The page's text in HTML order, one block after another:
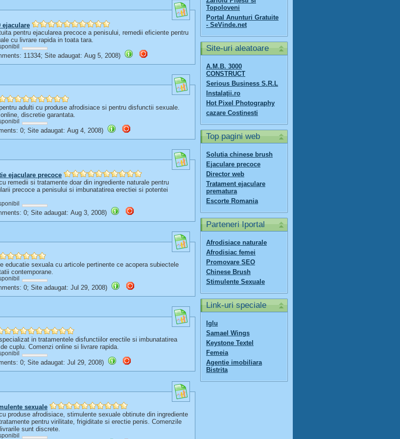
ejaculare
pentru ejacularea precoce a penisului, remedii eficiente pentru
cu livrare rapida in toata tara.
(Clicks: 23; Comments: 11334; Site adaugat: Aug 5, 2008)
adulti cu produse afrodisiace si pentru disfunctii sexuale.
discretie garantata.
(Clicks: 9; Comments: 0; Site adaugat: Aug 4, 2008)
ejaculare precoce
remedii si tratamente doar din ingrediente naturale pentru
precoce a penisului si imbunatatirea erectiei si potentei
(Clicks: 27; Comments: 0; Site adaugat: Aug 3, 2008)
educatie sexuala cu articole pertinente ce acopera subiectele
contemporane.
(Clicks: 45; Comments: 0; Site adaugat: Jul 29, 2008)
in tratamentele disfunctiilor erectile si imbunatatirea
cuplu. Comenzi online si livrare rapida.
(Clicks: 4; Comments: 0; Site adaugat: Jul 29, 2008)
sexuale
produse afrodisiace, stimulente sexuale obtinute din ingrediente
pentru virilitate, frigiditate si erectie penis. Comenzile
sunt discrete.
Topoloveni
Portal Anunturi Gratuite
- SeVinde.net
Site-uri aleatoare
A.M.B. 3000
CONSTRUCT
Serious Business S.R.L
Instalaţii.ro
Hot Pixel Photography
cazare Costinesti
Top pagini web
Solutia chinese brush
Ejaculare precoce
Director web
Tratament ejaculare
prematura
Escorte Romania
Parteneri Iportal
Afrodisiace naturale
Afrodisiac femei
Promovare SEO
Chinese Brush
Stimulente Sexuale
Link-uri speciale
Iglu
Samael Wings
Keystone Textel
Femeia
Agentie imobiliara
Bistrita